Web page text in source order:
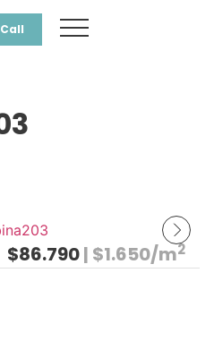
$86.790| $1.650/m2